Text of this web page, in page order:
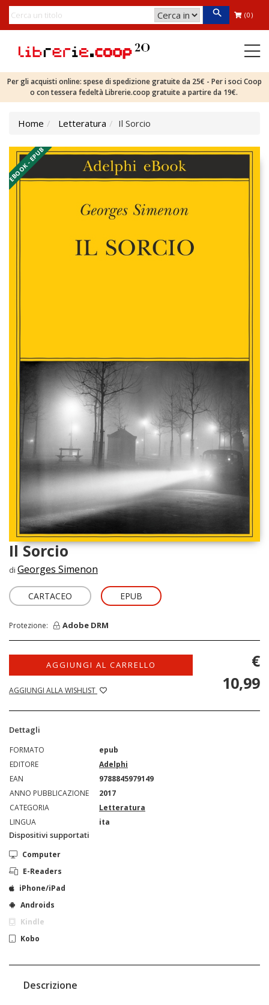
(0)
Per gli acquisti online: spese di spedizione gratuite da 25€ - Per i soci Coop
o con tessera fedeltà Librerie.coop gratuite a partire da 19€.
Home Letteratura Il Sorcio
EBOOK - EPUB
Il Sorcio
di Georges Simenon
CARTACEO EPUB
Protezione: Adobe DRM
AGGIUNGI AL CARRELLO
AGGIUNGI ALLA WISHLIST
€
10,99
Dettagli
FORMATO
epub
EDITORE
Adelphi
EAN
9788845979149
ANNO PUBBLICAZIONE
2017
CATEGORIA
Letteratura
LINGUA
ita
Dispositivi supportati
Computer
E-Readers
iPhone/iPad
Androids
Kindle
Kobo
Descrizione